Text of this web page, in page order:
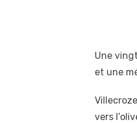
Une
et une
vers